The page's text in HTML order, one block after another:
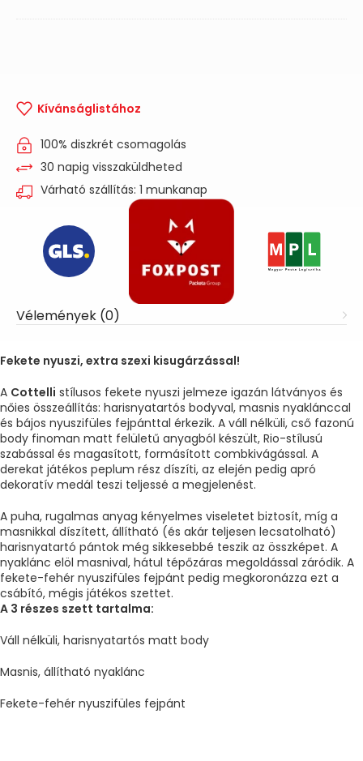
Kívánságlistához
100% diszkrét csomagolás
30 napig visszaküldheted
Várható szállítás: 1 munkanap
Vélemények (0)
Fekete nyuszi, extra szexi kisugárzással!
A Cottelli stílusos fekete nyuszi jelmeze igazán látványos és
nőies összeállítás: harisnyatartós bodyval, masnis nyaklánccal
és bájos nyuszifüles fejpánttal érkezik. A váll nélküli, cső fazonú
body finoman matt felületű anyagból készült, Rio-stílusú
szabással és magasított, formásított combkivágással. A
derekat játékos peplum rész díszíti, az elején pedig apró
dekoratív medál teszi teljessé a megjelenést.
A puha, rugalmas anyag kényelmes viseletet biztosít, míg a
masnikkal díszített, állítható (és akár teljesen lecsatolható)
harisnyatartó pántok még sikkesebbé teszik az összképet. A
nyaklánc elöl masnival, hátul tépőzáras megoldással záródik. A
fekete-fehér nyuszifüles fejpánt pedig megkoronázza ezt a
csábító, mégis játékos szettet.
A 3 részes szett tartalma:
Váll nélküli, harisnyatartós matt body
Masnis, állítható nyaklánc
Fekete-fehér nyuszifüles fejpánt